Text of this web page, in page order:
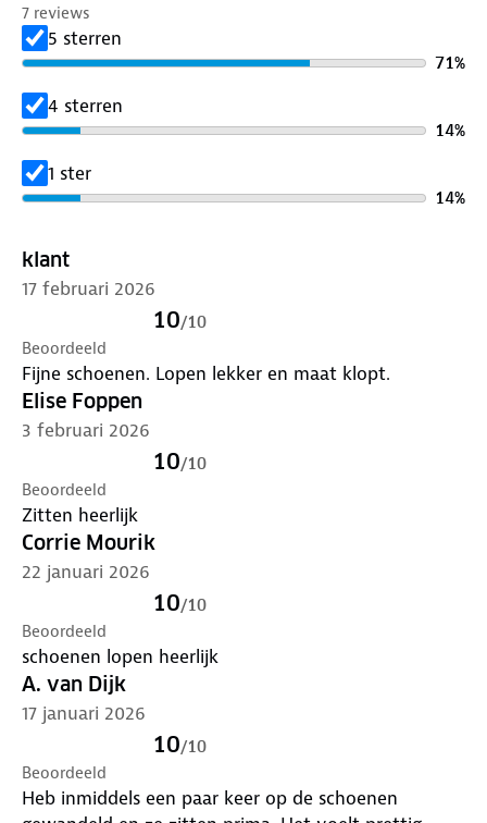
7 reviews
5 sterren
71%
4 sterren
14%
1 ster
14%
klant
17 februari 2026
10/10
Beoordeeld
Fijne schoenen. Lopen lekker en maat klopt.
Elise Foppen
3 februari 2026
10/10
Beoordeeld
Zitten heerlijk
Corrie Mourik
22 januari 2026
10/10
Beoordeeld
schoenen lopen heerlijk
A. van Dijk
17 januari 2026
10/10
Beoordeeld
Heb inmiddels een paar keer op de schoenen